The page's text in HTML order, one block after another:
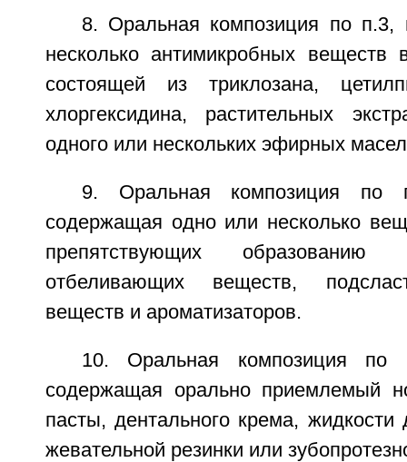
8. Оральная композиция по п.3,
несколько антимикробных веществ
состоящей из триклозана,
хлоргексидина, растительных
одного или нескольких эфирных
9. Оральная композиция по
содержащая одно или несколько
препятствующих образованию
отбеливающих веществ,
веществ и ароматизаторов.
10. Оральная композиция по
содержащая орально приемлемый
пасты, дентального крема, жидкости
жевательной резинки или